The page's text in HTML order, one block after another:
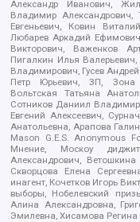
Александр Иванович,
Владимир Александрович,
Евгеньевич, Ковин
Любарев Аркадий
Викторович, Важенков
Пигалкин Илья
Владимирович, Гусев
Петр Юрьевич, ЗП,
Вольтская Татьяна
Сотников Даниил
Евгений Алексеевич,
Анатольевна, Арапова
Mason G.E.S. Anonymous
Мнение, Москоу
Александрович,
Скворцова Елена
инагент, Кочетков Игорь
выборы, Нобелевский
Алина Александровна,
Эмилевна, Хисамова Регина